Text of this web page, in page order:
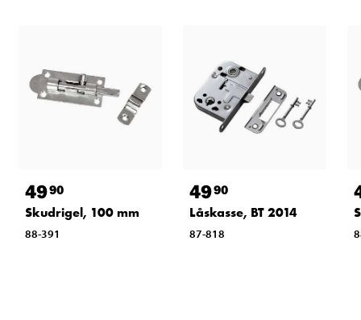
4990
Skudrigel, 100 mm
88-391
4990
Låskasse, BT 2014
87-818